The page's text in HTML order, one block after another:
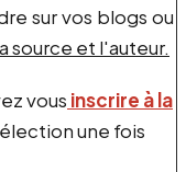
sur vos blogs ou
source et l'auteur.
vous inscrire à la
une fois